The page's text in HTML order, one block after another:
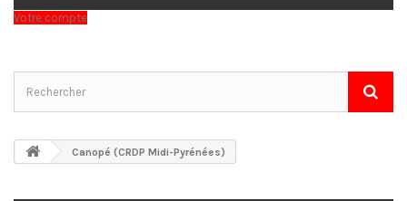
Votre compte
Canopé (CRDP Midi-Pyrénées)